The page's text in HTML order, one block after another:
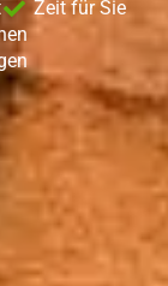
Zeit für Sie